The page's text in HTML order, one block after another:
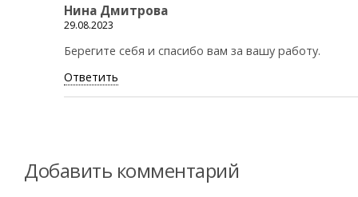
Нина Дмитрова
29.08.2023
Берегите себя и спасибо вам за вашу работу.
Ответить
Добавить комментарий